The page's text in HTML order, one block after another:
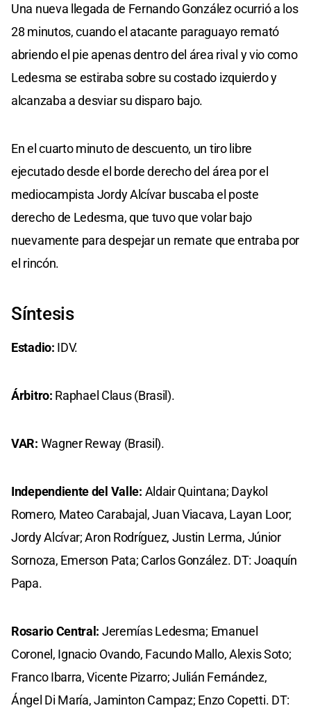
Una nueva llegada de Fernando González ocurrió a los
28 minutos, cuando el atacante paraguayo remató
abriendo el pie apenas dentro del área rival y vio como
Ledesma se estiraba sobre su costado izquierdo y
alcanzaba a desviar su disparo bajo.
En el cuarto minuto de descuento, un tiro libre
ejecutado desde el borde derecho del área por el
mediocampista Jordy Alcívar buscaba el poste
derecho de Ledesma, que tuvo que volar bajo
nuevamente para despejar un remate que entraba por
el rincón.
Síntesis
Estadio: IDV.
Árbitro: Raphael Claus (Brasil).
VAR: Wagner Reway (Brasil).
Independiente del Valle: Aldair Quintana; Daykol
Romero, Mateo Carabajal, Juan Viacava, Layan Loor;
Jordy Alcívar; Aron Rodríguez, Justin Lerma, Júnior
Sornoza, Emerson Pata; Carlos González. DT: Joaquín
Papa.
Rosario Central: Jeremías Ledesma; Emanuel
Coronel, Ignacio Ovando, Facundo Mallo, Alexis Soto;
Franco Ibarra, Vicente Pizarro; Julián Fernández,
Ángel Di María, Jaminton Campaz; Enzo Copetti. DT: